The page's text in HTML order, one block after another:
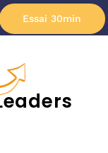
Essai 30min